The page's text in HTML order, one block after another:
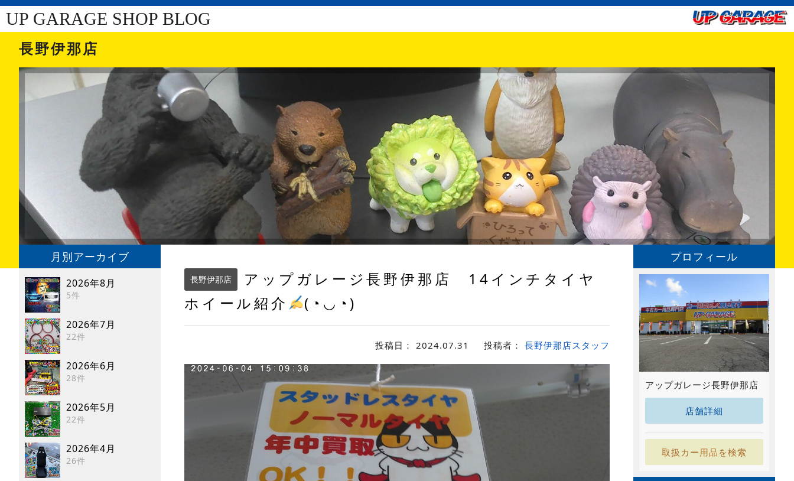
UP GARAGE SHOP BLOG
長野伊那店
月別アーカイブ
2026年8月
5件
2026年7月
22件
2026年6月
28件
2026年5月
22件
2026年4月
26件
長野伊那店
アップガレージ長野伊那店 14インチタイヤ
ホイール紹介
(◔◡◔)
投稿日： 2024.07.31 投稿者： 長野伊那店スタッフ
プロフィール
アップガレージ長野伊那店
店舗詳細
取扱カー用品を検索